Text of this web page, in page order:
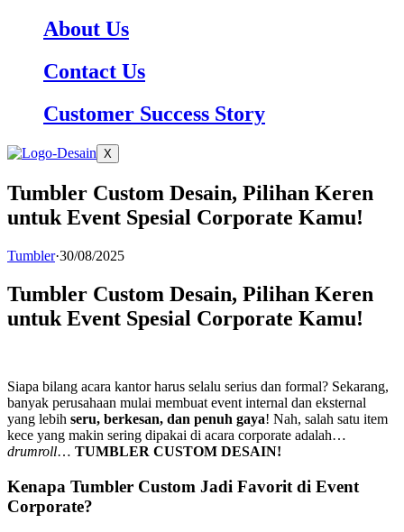
About Us
Contact Us
Customer Success Story
X
Tumbler Custom Desain, Pilihan Keren
untuk Event Spesial Corporate Kamu!
Tumbler·30/08/2025
Tumbler Custom Desain, Pilihan Keren
untuk Event Spesial Corporate Kamu!
Siapa bilang acara kantor harus selalu serius dan formal? Sekarang,
banyak perusahaan mulai membuat event internal dan eksternal
yang lebih seru, berkesan, dan penuh gaya! Nah, salah satu item
kece yang makin sering dipakai di acara corporate adalah…
drumroll… TUMBLER CUSTOM DESAIN!
Kenapa Tumbler Custom Jadi Favorit di Event
Corporate?